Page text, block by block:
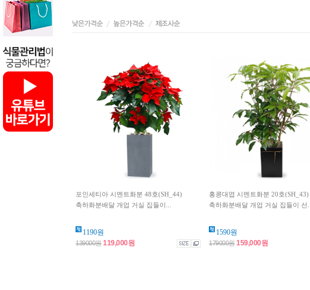
포인세티아 시멘트화분 48호(SH_44)
축하화분배달 개업 거실 집들이...
1190원
139000원119,000원
홍콩대엽 시멘트화분 20호(SH_43)
축하화분배달 개업 거실 집들이 선...
1590원
179000원159,000원